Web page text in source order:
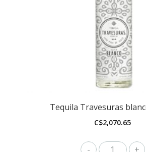
Tequila Travesuras
C$2,070.65
Tequila